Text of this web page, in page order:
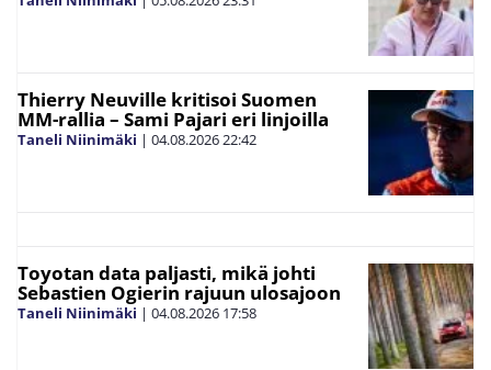
Thierry Neuville kritisoi Suomen
MM-rallia – Sami Pajari eri linjoilla
Taneli Niinimäki | 04.08.202622:42
Toyotan data paljasti, mikä johti
Sebastien Ogierin rajuun ulosajoon
Taneli Niinimäki | 04.08.2026 17:58